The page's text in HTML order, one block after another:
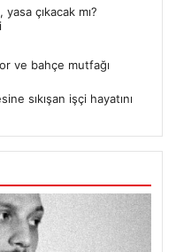
çıkacak mı?
ve bahçe mutfağı
sıkışan işçi hayatını